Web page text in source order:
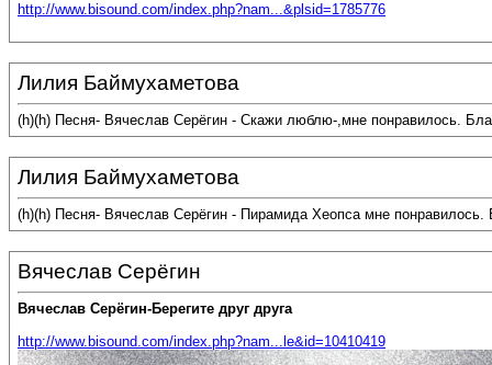
http://www.bisound.com/index.php?nam...&plsid=1785776
Лилия Баймухаметова
(h)(h) Песня- Вячеслав Серёгин - Скажи люблю-,мне понравилось.
Лилия Баймухаметова
(h)(h) Песня- Вячеслав Серёгин - Пирамида Хеопса мне
Вячеслав Серёгин
Вячеслав Серёгин-Берегите друг друга
http://www.bisound.com/index.php?nam...le&id=10410419